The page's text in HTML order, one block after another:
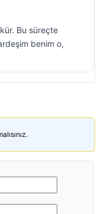
Bu süreçte
benim o,